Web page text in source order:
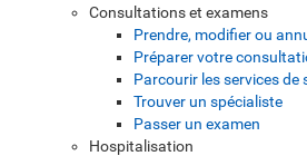
Consultations et examens
Prendre, modifier ou
Préparer votre
Parcourir les services de
Trouver un spécialiste
Passer un examen
Hospitalisation